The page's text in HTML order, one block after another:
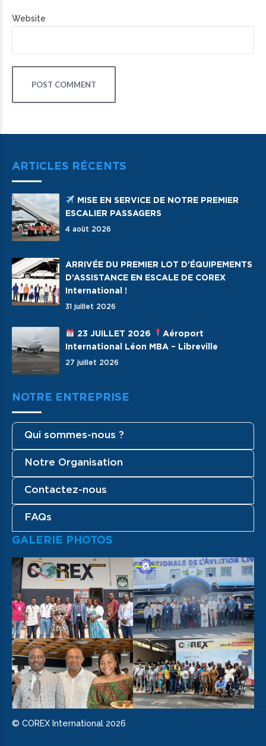
Website
POST COMMENT
ARTICLES RÉCENTS
MISE EN SERVICE DE NOTRE PREMIER
ESCALIER PASSAGERS
4 août 2026
ARRIVÉE DU PREMIER LOT D'ÉQUIPEMENTS
D’ASSISTANCE EN ESCALE DE COREX
International !
31 juillet 2026
23 JUILLET 2026
Aéroport
International Léon MBA – Libreville
27 juillet 2026
NOTRE ENTREPRISE
Qui sommes-nous ?
Notre Organisation
Contactez-nous
FAQs
GALERIE PHOTOS
© COREX International 2026